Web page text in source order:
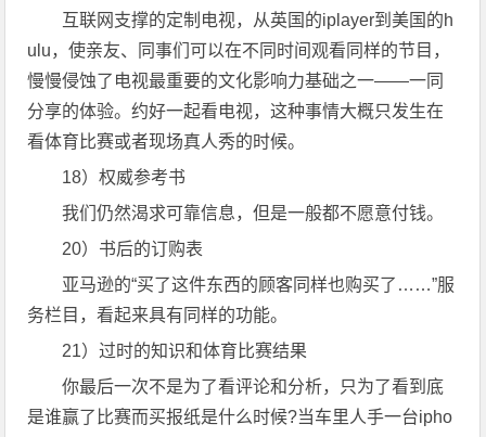
互联网支撑的定制电视，从英国的iplayer到美国的h
ulu，使亲友、同事们可以在不同时间观看同样的节目，
慢慢侵蚀了电视最重要的文化影响力基础之一——一同
分享的体验。约好一起看电视，这种事情大概只发生在
看体育比赛或者现场真人秀的时候。
18）权威参考书
我们仍然渴求可靠信息，但是一般都不愿意付钱。
20）书后的订购表
亚马逊的“买了这件东西的顾客同样也购买了……”服
务栏目，看起来具有同样的功能。
21）过时的知识和体育比赛结果
你最后一次不是为了看评论和分析，只为了看到底
是谁赢了比赛而买报纸是什么时候?当车里人手一台ipho